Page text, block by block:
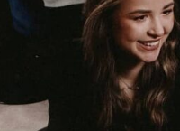
отраслях, как